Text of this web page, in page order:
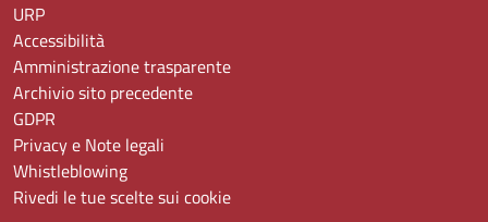
URP
Accessibilità
Amministrazione trasparente
Archivio sito precedente
GDPR
Privacy e Note legali
Whistleblowing
Rivedi le tue scelte sui cookie